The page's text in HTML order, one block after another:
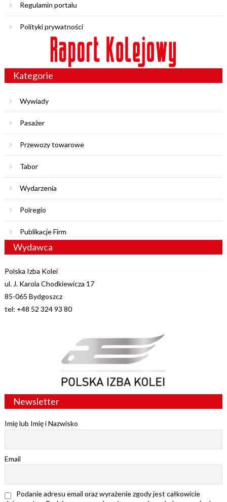
Regulamin portalu
Polityki prywatności
Kategorie
Wywiady
Pasażer
Przewozy towarowe
Tabor
Wydarzenia
Polregio
Publikacje Firm
Wydawca
Polska Izba Kolei
ul. J. Karola Chodkiewicza 17
85-065 Bydgoszcz
tel: +48 52 324 93 80
Newsletter
Imię lub Imię i Nazwisko
Email
Podanie adresu email oraz wyrażenie zgody jest całkowicie